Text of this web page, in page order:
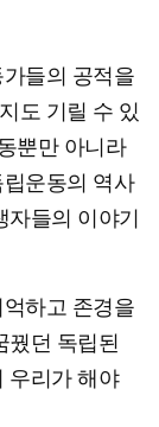
들의 공적을
도 기릴 수 있
뿐만 아니라
운동의 역사
자들의 이야기
하고 존경을
꿨던 독립된
우리가 해야